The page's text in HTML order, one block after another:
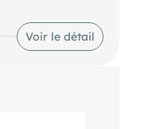
recherché et
excellente
Voir le détail